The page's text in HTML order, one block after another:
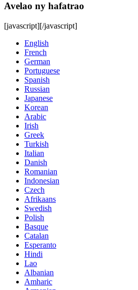
Avelao ny hafatrao
[javascript][/javascript]
English
French
German
Portuguese
Spanish
Russian
Japanese
Korean
Arabic
Irish
Greek
Turkish
Italian
Danish
Romanian
Indonesian
Czech
Afrikaans
Swedish
Polish
Basque
Catalan
Esperanto
Hindi
Lao
Albanian
Amharic